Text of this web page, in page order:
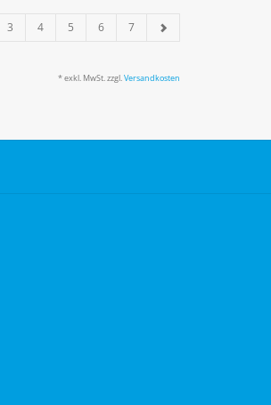
3 4 5 6 7
* exkl. MwSt. zzgl. Versandkosten